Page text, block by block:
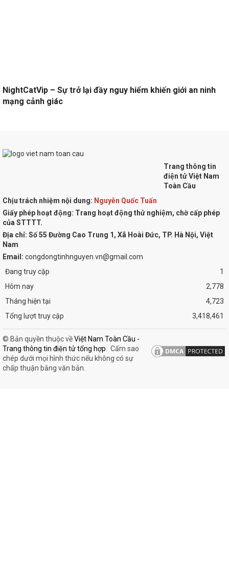
NightCatVip – Sự trở lại đầy nguy hiểm khiến giới an ninh
mạng cảnh giác
Trang thông tin
điện tử Việt Nam
Toàn Cầu
Chịu trách nhiệm nội dung: Nguyễn Quốc Tuấn
Giấy phép hoạt động: Trang hoạt động thử nghiệm, chờ cấp phép
của STTTT.
Địa chỉ: Số 55 Đường Cao Trung 1, Xã Hoài Đức, TP. Hà Nội, Việt
Nam
Email: congdongtinhnguyen.vn@gmail.com
Đang truy cập
1
Hôm nay
2,778
Tháng hiện tại
4,723
Tổng lượt truy cập
3,418,461
© Bản quyền thuộc vềViệt Nam Toàn Cầu -
Trang thông tin điện tử tổng hợp
Cấm sao
chép dưới mọi hình thức nếu không có sự
chấp thuận bằng văn bản.